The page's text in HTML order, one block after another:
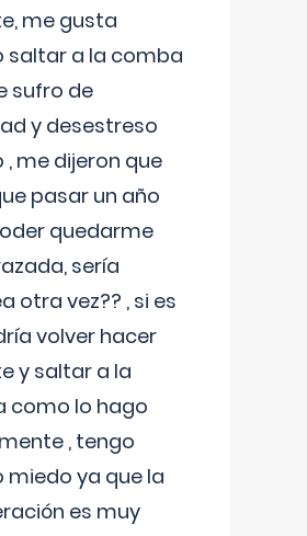
me gusta
saltar a la comba
sufro de
y desestreso
, me dijeron que
pasar un año
quedarme
sería
otra vez?? , si es
volver hacer
y saltar a la
como lo hago
, tengo
miedo ya que la
es muy